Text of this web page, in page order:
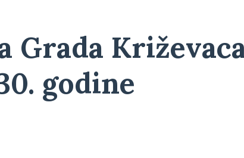
Grada
godine